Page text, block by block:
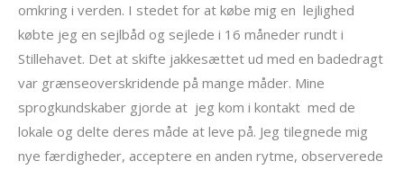
omkring i verden. I stedet for at købe mig en lejlighed
købte jeg en sejlbåd og sejlede i 16 måneder rundt i
Stillehavet. Det at skifte jakkesættet ud med en badedragt
var grænseoverskridende på mange måder. Mine
sprogkundskaber gjorde at jeg kom i kontakt med de
lokale og delte deres måde at leve på. Jeg tilegnede mig
nye færdigheder, acceptere en anden rytme, observerede